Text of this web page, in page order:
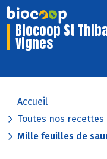
Biocoop St
Vignes
Accueil
Toutes nos recettes
Mille feuilles de